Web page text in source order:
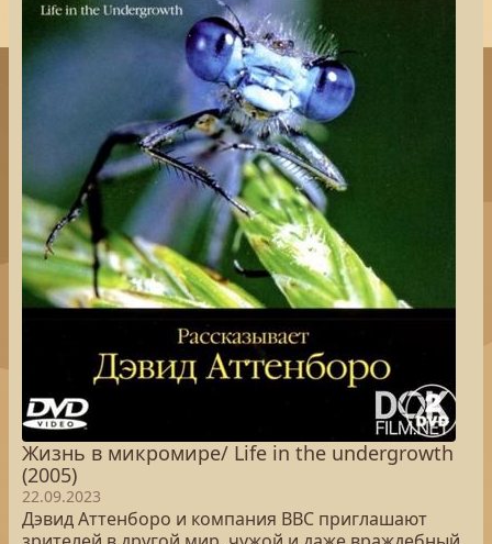
Жизнь в микромире/ Life in the undergrowth
(2005)
22.09.2023
Дэвид Аттенборо и компания ВВС приглашают